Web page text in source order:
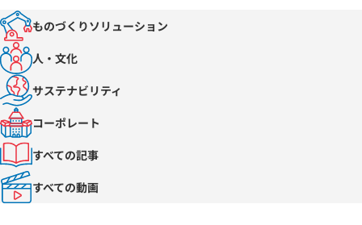
ものづくりソリューション
人・文化
サステナビリティ
コーポレート
すべての記事
すべての動画